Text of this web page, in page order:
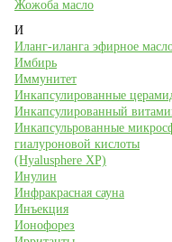
Жожоба масло
И
Иланг-иланга эфирное
Имбирь
Иммунитет
Инкапсулированные
Инкапсулированный
Инкапсульрованные
гиалуроновой кислоты
(Hyalusphere XP)
Инулин
Инфракрасная сауна
Инъекция
Ионофорез